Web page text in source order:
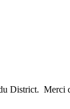
District. Merci